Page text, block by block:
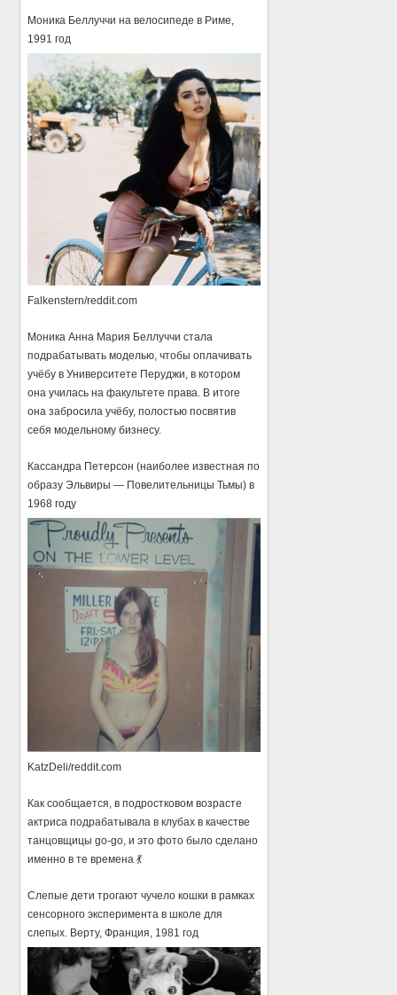
Моника Беллуччи на велосипеде в Риме,
1991 год
Falkenstern/reddit.com
Моника Анна Мария Беллуччи стала
подрабатывать моделью, чтобы оплачивать
учёбу в Университете Перуджи, в котором
она училась на факультете права. В итоге
она забросила учёбу, полостью посвятив
себя модельному бизнесу.
Кассандра Петерсон (наиболее известная по
образу Эльвиры — Повелительницы Тьмы) в
1968 году
KatzDeli/reddit.com
Как сообщается, в подростковом возрасте
актриса подрабатывала в клубах в качестве
танцовщицы go-go, и это фото было сделано
именно в те времена 💃
Слепые дети трогают чучело кошки в рамках
сенсорного эксперимента в школе для
слепых. Верту, Франция, 1981 год